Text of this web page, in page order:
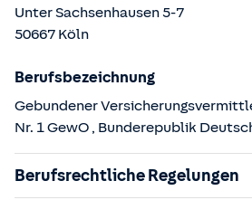
Unter Sachsenhausen5-7
50667 Köln
Berufsbezeichnung
Gebundener
Nr. 1 GewO , Bunderepublik
Berufsrechtliche Regelungen